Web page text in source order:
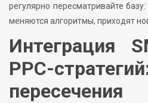
регулярно пересматривайте
меняются алгоритмы, приходят
Интеграция
PPC-
пересечения